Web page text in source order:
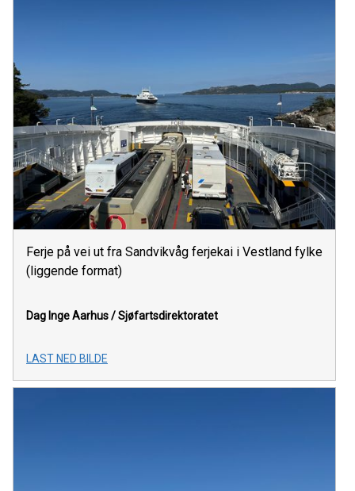
Ferje på vei ut fra Sandvikvåg ferjekai i Vestland fylke
(liggende format)
Dag Inge Aarhus / Sjøfartsdirektoratet
LAST NED BILDE